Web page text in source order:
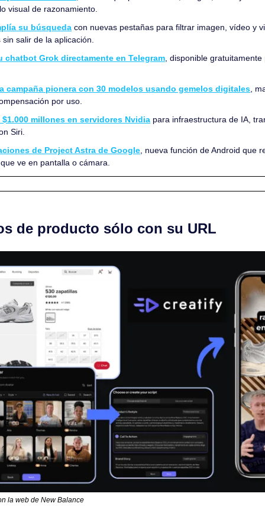
visual de razonamiento.
su búsqueda con nuevas pestañas para filtrar imagen, vídeo y
salir de la aplicación.
chatbot Grok directamente en Telegram , disponible
campaña pionera con 30 modelos usando gemelos digitales ,
por uso.
millones en servidores Nvidia para infraestructura de IA,
Siri.
de Project Astra de Google , nueva función de Android que
ve en pantalla o cámara.
de producto sólo con su URL
la web de New Balance